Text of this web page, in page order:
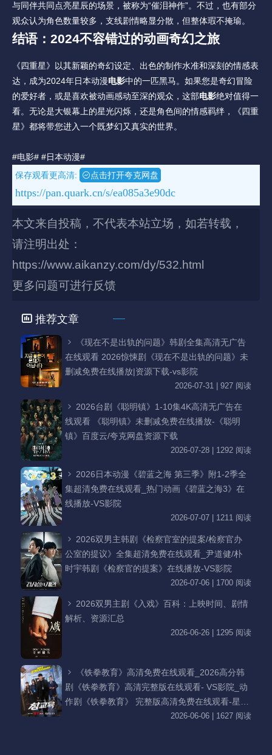
与同伴共同点亮星辰的场景，被称为“催泪神作”。不过，也有部分
观众认为角色数量较多，支线剧情略显分散，但整体瑕不掩瑜。
结语：2024不容错过的动画奇幻之旅
《四重星》以其新颖的奇幻设定、出色的制作水准和深刻的情感表
达，成为2024年日本动漫电影中的一匹黑马。如果您是奇幻冒险
的爱好者，或是喜欢被动画感动至深的观众，这部电影绝对值得一
看。无论是大银幕上的星光闪烁，还是角色间的情感羁绊，《四重
星》都将带您进入一个既梦幻又真实的世界。
#电影# #日本动漫#
保存观看更高清:
点击打开夸克网盘
https://pan.quark.cn/s/ea085a3e90dc
本文来自投稿，不代表本站立场，如若转载，
请注明出处：
https://www.aikanzy.com/dy/532.html
更多问题可进行反馈
推荐文章
《现在不是出轨的问题》韩剧全集高清无广告
在线观看 2026惊悚剧《现在不是出轨的问题》未
删减免费在线播放|资源下载-vs影院
2026-07-31 | 927 阅读
2026台剧《聪明镇》1-10集4K高清无广告在
线观看 《聪明镇》未删减免费在线播放-《聪明
镇》百度云/夸克网盘资源下载
2026-07-28 | 1292 阅读
2026日本动漫《碧蓝之海 第三季》附1-2季全
集超清免费在线观看_热门动画《碧蓝之海3》在
线播放-VS影院
2026-07-07 | 1211 阅读
2026双男主韩剧《检察官室的提案/检察官办
公室的提议》全集超清免费在线观看_尹道健/朴
时宇韩剧《检察官的提案》在线播放-VS影院
2026-07-06 | 1700 阅读
2026双男主剧《入戏》百科：上映时间、剧情
解析、资源汇总
2026-06-26 | 1295 阅读
《铁拳教育》高清免费在线观看_2026高分韩
剧《铁拳教育》高清完整版在线观看- VS影院_动
作剧《铁拳教育》 完整版高清免费在线观看-星空
影院李星民主演《铁拳教育》无广告_VS影视
2026-06-06 | 1627 阅读